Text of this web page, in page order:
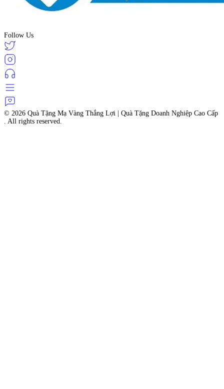
Follow Us
© 2026 Quà Tặng Mạ Vàng Thắng Lợi | Quà Tặng Doanh Nghiệp Cao Cấp
. All rights reserved.